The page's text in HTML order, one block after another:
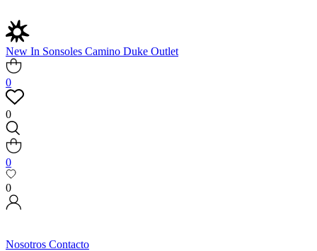
New In Sonsoles Camino Duke Outlet
0
0
0
0
Nosotros Contacto